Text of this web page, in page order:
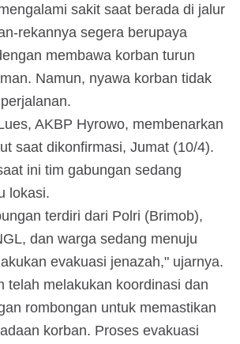
sakit saat berada di jalur
rekannya segera berupaya
membawa korban turun
Namun, nyawa korban tidak
AKBP Hyrowo, membenarkan
saat dikonfirmasi, Jumat (10/4).
ini tim gabungan sedang
lokasi.
terdiri dari Polri (Brimob),
dan warga sedang menuju
evakuasi jenazah," ujarnya.
telah melakukan koordinasi dan
rombongan untuk memastikan
korban. Proses evakuasi